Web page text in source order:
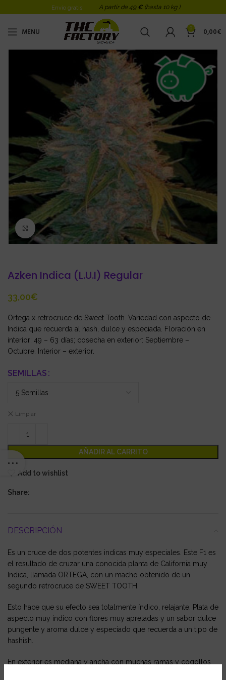
Envio gratis! A partir de 49 € (hasta 10 kg )
MENU 0 0,00€
Click to enlarge
Azken Indica (L.U.I) Regular
€
Ortega x retrocruce de Sweet Tooth. Variedad con aspecto de
Indica que recuerda al hash, dulce y especiada. Floración en
interior: 49 – 63 días; cosecha en exterior: Septiembre –
Octubre. Interior – exterior.
SEMILLAS
Limpiar
AÑADIR AL CARRITO
Add to wishlist
Share:
DESCRIPCIÓN
Es un cruce de dos potentes indicas muy especiales. Este F1 es
el resultado de cruzar una conocida planta de California muy
Indica, llamada ORTEGA, con un macho obtenido de un
segundo retrocruce de SWEET TOOTH.
Esto hace que su efecto sea totalmente índico, relajante. Plata de
aspecto muy indico con flores muy apretadas y un sabor dulce
pungente y aroma dulce y especiado que recuerda a un tipo de
hashish.
En exterior es mediana y ancha con muchas ramas y cogollos